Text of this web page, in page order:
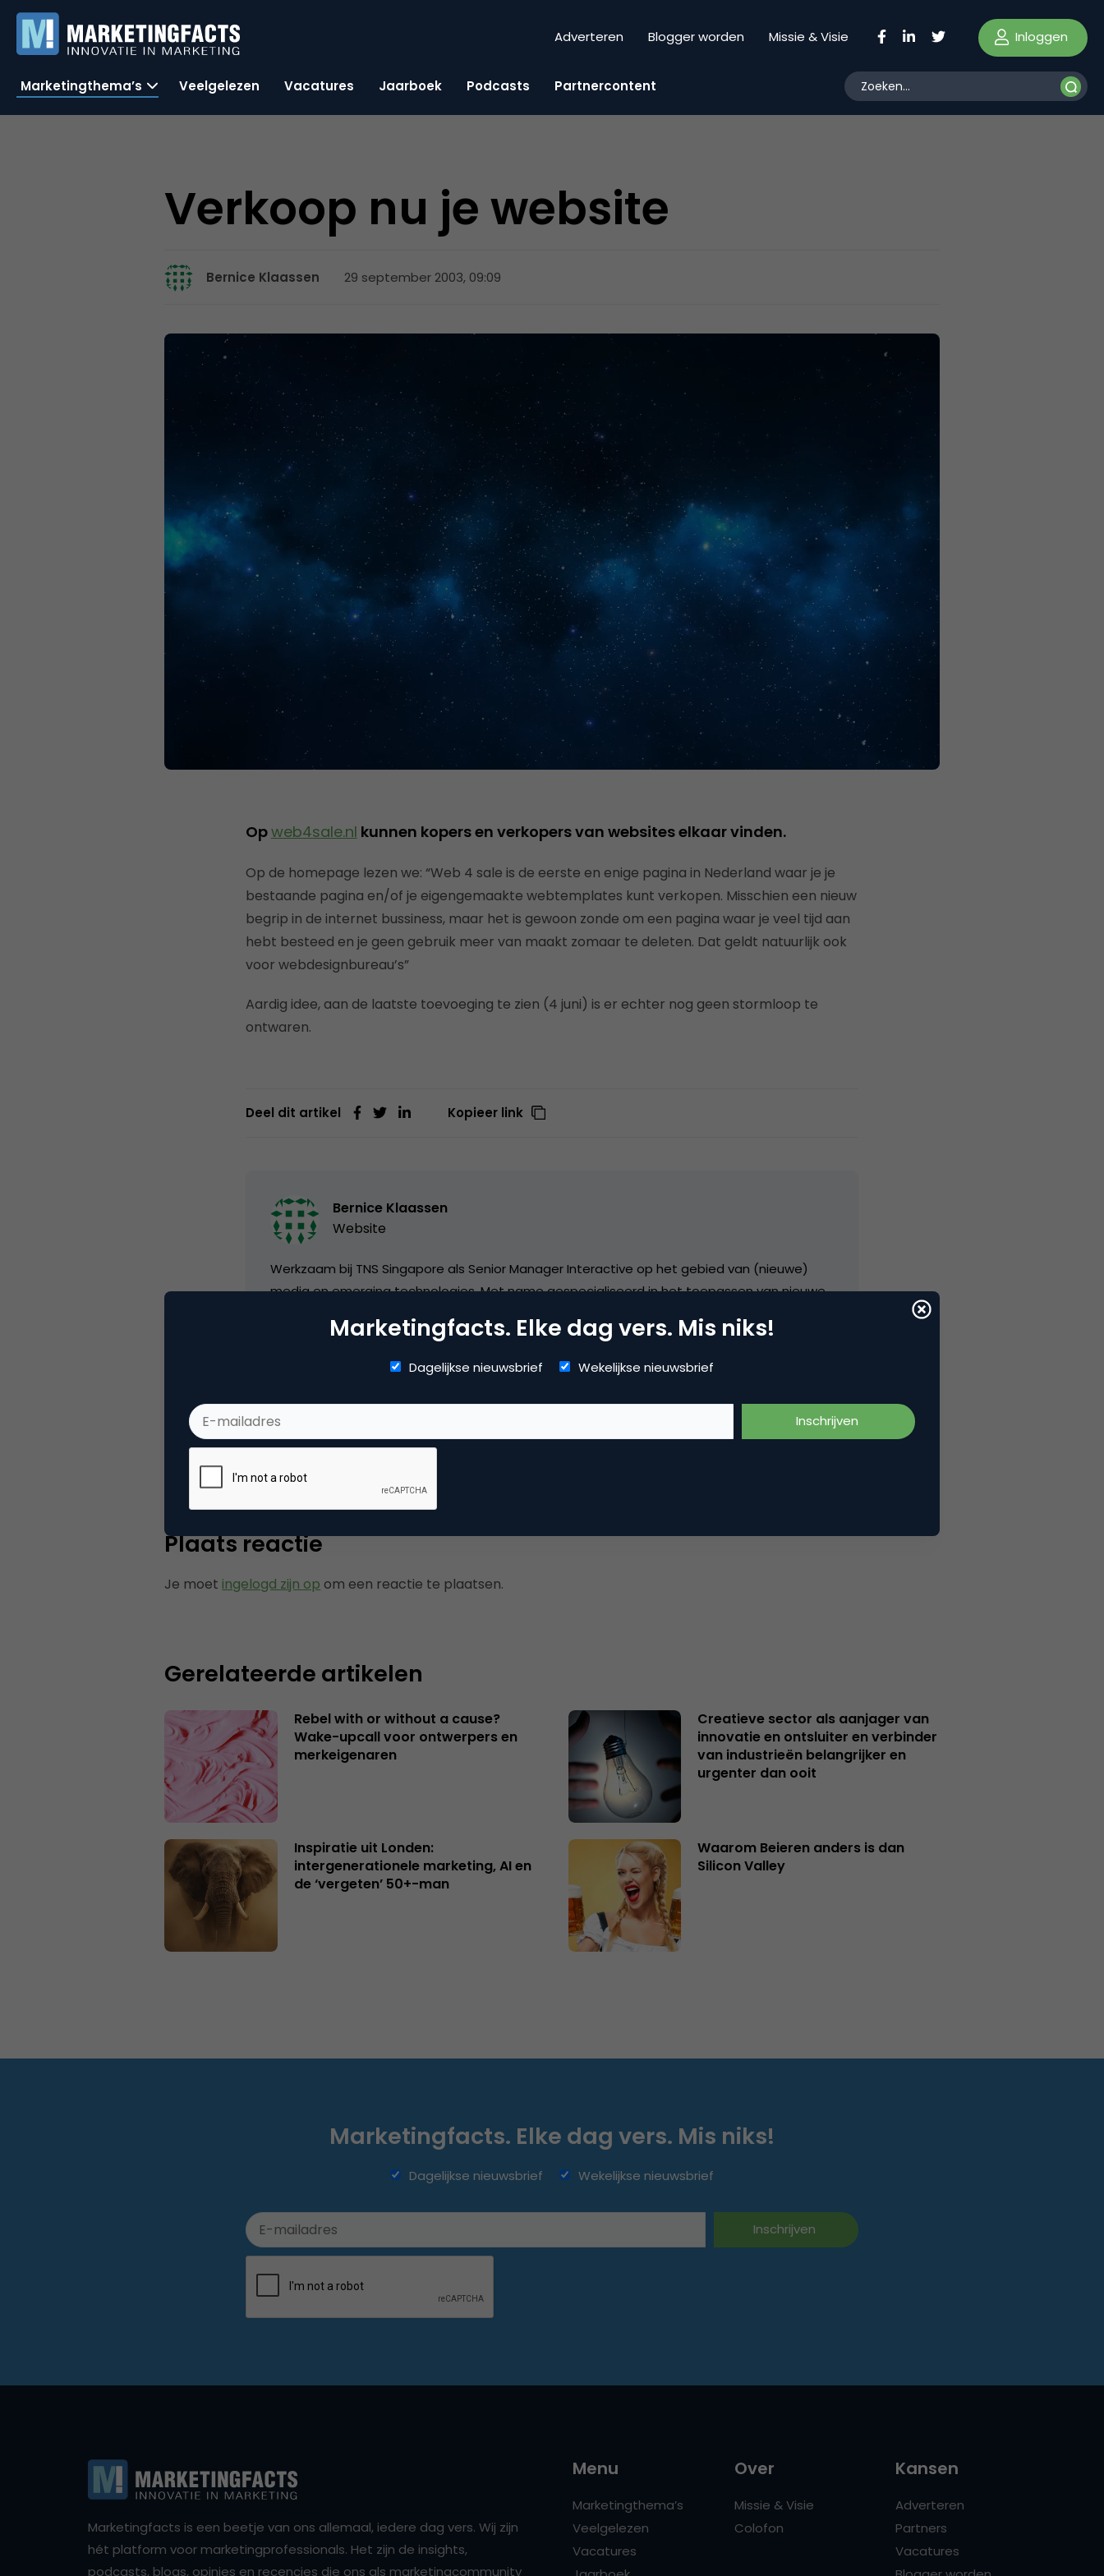
Adverteren Blogger worden Missie & Visie Inloggen
Marketingthema’s Veelgelezen Vacatures Jaarboek Podcasts Partnercontent
Verkoop nu je website
Bernice Klaassen 29 september 2003, 09:09
Opweb4sale.nl kunnen kopers en verkopers van websites elkaar vinden.
Op de homepage lezen we: “Web 4 sale is de eerste en enige pagina in Nederland waar je je
bestaande pagina en/of je eigengemaakte webtemplates kunt verkopen. Misschien een nieuw
begrip in de internet bussiness, maar het is gewoon zonde om een pagina waar je veel tijd aan
hebt besteed en je geen gebruik meer van maakt zomaar te deleten. Dat geldt natuurlijk ook
voor webdesignbureau’s”
Aardig idee, aan de laatste toevoeging te zien (4 juni) is er echter nog geen stormloop te
ontwaren.
Deel dit artikel Kopieer link
Bernice Klaassen
Website
Werkzaam bij TNS Singapore als Senior Manager Interactive op het gebied van (nieuwe)
media en emerging technologies. Met name gespecialiseerd in het toepassen van nieuwe
Categorie Commerce
Plaats reactie
Je moet ingelogd zijn op om een reactie te plaatsen.
Gerelateerde artikelen
Rebel with or without a cause?
Wake-upcall voor ontwerpers en
merkeigenaren
Creatieve sector als aanjager van
innovatie en ontsluiter en verbinder
van industrieën belangrijker en
urgenter dan ooit
Inspiratie uit Londen:
intergenerationele marketing, AI en
de ‘vergeten’ 50+-man
Waarom Beieren anders is dan
Silicon Valley
Marketingfacts. Elke dag vers. Mis niks!
Dagelijkse nieuwsbrief Wekelijkse nieuwsbrief
Marketingfacts. Elke dag vers. Mis niks!
Dagelijkse nieuwsbrief Wekelijkse nieuwsbrief
Marketingfacts is een beetje van ons allemaal, iedere dag vers. Wij zijn
hét platform voor marketingprofessionals. Het zijn de insights,
podcasts, blogs, opinies en recencies die ons als marketingcommunity
Menu
Marketingthema’s
Veelgelezen
Vacatures
Over
Missie & Visie
Colofon
Kansen
Adverteren
Partners
Vacatures